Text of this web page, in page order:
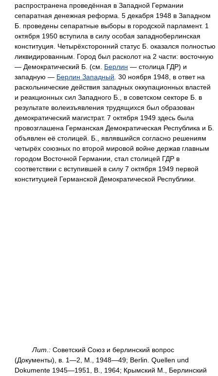
распространена проведённая в Западной Германии
сепаратная денежная реформа. 5 декабря 1948 в Западном
Б. проведены сепаратные выборы в городской парламент. 1
октября 1950 вступила в силу особая западноберлинская
конституция. Четырёхсторонний статус Б. оказался полностью
ликвидированным. Город был расколот на 2 части: восточную
— Демократический Б. (см. Берлин — столица ГДР) и
западную — Берлин Западный. 30 ноября 1948, в ответ на
раскольнические действия западных оккупационных властей
и реакционных сил Западного Б., в советском секторе Б. в
результате волеизъявления трудящихся был образован
демократический магистрат. 7 октября 1949 здесь была
провозглашена Германская Демократическая Республика и Б.
объявлен её столицей. Б., являвшийся согласно решениям
четырёх союзных по второй мировой войне держав главным
городом Восточной Германии, стал столицей ГДР в
соответствии с вступившей в силу 7 октября 1949 первой
конституцией Германской Демократической Республики.
Лит.: Советский Союз и берлинский вопрос
(Документы), в. 1—2, М., 1948—49; Berlin. Quellen und
Dokumente 1945—1951, В., 1964; Крымский М., Берлинский